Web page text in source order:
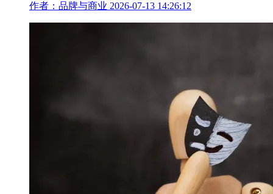
作者：品牌与商业 2026-07-13 14:26:12